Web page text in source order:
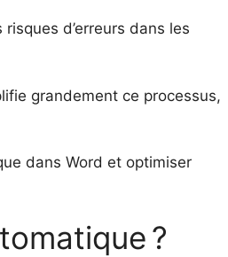
d’erreurs dans les
grandement ce processus,
dans Word et optimiser
?